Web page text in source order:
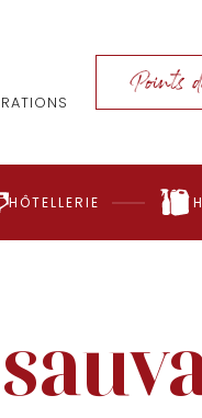
Points
HÔTELLERIE